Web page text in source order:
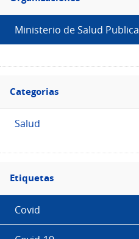
Organizaciones
Ministerio de Salud Publica
Filtro
Categorias
Categorias
Salud
Filtro
Etiquetas
Etiquetas
Covid